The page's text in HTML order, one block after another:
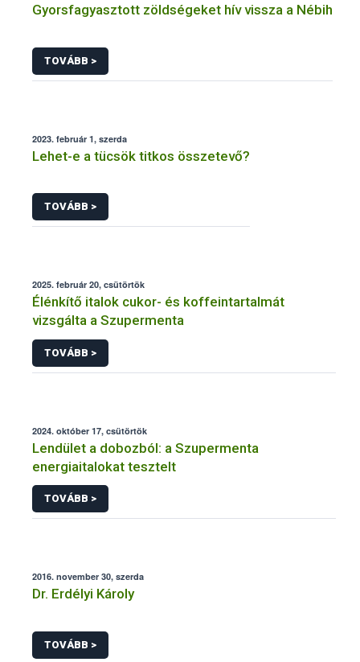
Gyorsfagyasztott zöldségeket hív vissza a Nébih
TOVÁBB >
2023. február 1, szerda
Lehet-e a tücsök titkos összetevő?
TOVÁBB >
2025. február 20, csütörtök
Élénkítő italok cukor- és koffeintartalmát
vizsgálta a Szupermenta
TOVÁBB >
2024. október 17, csütörtök
Lendület a dobozból: a Szupermenta
energiaitalokat tesztelt
TOVÁBB >
2016. november 30, szerda
Dr. Erdélyi Károly
TOVÁBB >